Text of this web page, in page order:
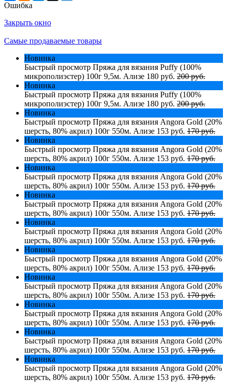
Ошибка
Закрыть окно
Самые продаваемые товары
Новинка
Быстрый просмотр Пряжа для вязания Puffy (100%
микрополиэстер) 100г 9,5м. Ализе 180 руб. 200 руб.
Новинка
Быстрый просмотр Пряжа для вязания Puffy (100%
микрополиэстер) 100г 9,5м. Ализе 180 руб. 200 руб.
Новинка
Быстрый просмотр Пряжа для вязания Angora Gold (20%
шерсть, 80% акрил) 100г 550м. Ализе 153 руб. 170 руб.
Новинка
Быстрый просмотр Пряжа для вязания Angora Gold (20%
шерсть, 80% акрил) 100г 550м. Ализе 153 руб. 170 руб.
Новинка
Быстрый просмотр Пряжа для вязания Angora Gold (20%
шерсть, 80% акрил) 100г 550м. Ализе 153 руб. 170 руб.
Новинка
Быстрый просмотр Пряжа для вязания Angora Gold (20%
шерсть, 80% акрил) 100г 550м. Ализе 153 руб. 170 руб.
Новинка
Быстрый просмотр Пряжа для вязания Angora Gold (20%
шерсть, 80% акрил) 100г 550м. Ализе 153 руб. 170 руб.
Новинка
Быстрый просмотр Пряжа для вязания Angora Gold (20%
шерсть, 80% акрил) 100г 550м. Ализе 153 руб. 170 руб.
Новинка
Быстрый просмотр Пряжа для вязания Angora Gold (20%
шерсть, 80% акрил) 100г 550м. Ализе 153 руб. 170 руб.
Новинка
Быстрый просмотр Пряжа для вязания Angora Gold (20%
шерсть, 80% акрил) 100г 550м. Ализе 153 руб. 170 руб.
Новинка
Быстрый просмотр Пряжа для вязания Angora Gold (20%
шерсть, 80% акрил) 100г 550м. Ализе 153 руб. 170 руб.
Новинка
Быстрый просмотр Пряжа для вязания Angora Gold (20%
шерсть, 80% акрил) 100г 550м. Ализе 153 руб. 170 руб.